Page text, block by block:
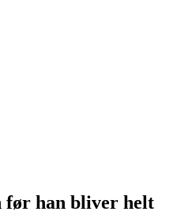
før han bliver helt